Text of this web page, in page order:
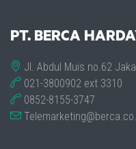
PT. BERCA
Jl. Abdul Muis no.62
021-3800902 ext 3310
0852-8155-3747